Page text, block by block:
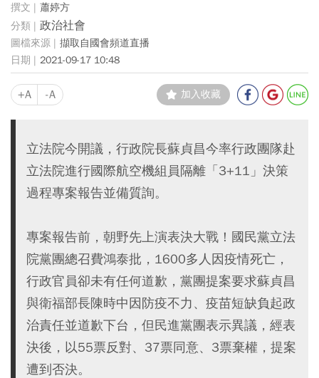
蕭婷方
政治社會
擷取自國會頻道直播
2021-09-17 10:48
+A -A 加入收藏
立法院今開議，行政院長蘇貞昌今率行政團隊赴
立法院進行國際航空機組員隔離「3+11」決策
過程專案報告並備質詢。
專案報告前，朝野先上演表決大戰！國民黨立法
院黨團總召費鴻泰批，1600多人因疫情死亡，
行政官員卻未有任何道歉，黨團提案要求蘇貞昌
與衛福部長陳時中因防疫不力、疫苗短缺負起政
治責任並道歉下台，但民進黨團表示異議，經表
決後，以55票反對、37票同意、3票棄權，提案
遭到否決。